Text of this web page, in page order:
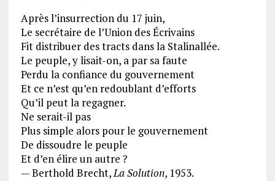
Après l’insurrection du 17 juin,
Le secrétaire de l’Union des Écrivains
Fit distribuer des tracts dans la Stalinallée.
Le peuple, y lisait-on, a par sa faute
Perdu la confiance du gouvernement
Et ce n’est qu’en redoublant d’efforts
Qu’il peut la regagner.
Ne serait-il pas
Plus simple alors pour le gouvernement
De dissoudre le peuple
Et d’en élire un autre ?
— Berthold Brecht,La Solution, 1953.